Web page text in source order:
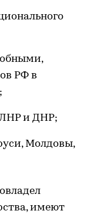
РФ в
и ДНР;
Молдовы,
имеют